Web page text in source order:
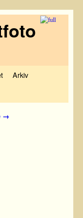
Arkiv
→